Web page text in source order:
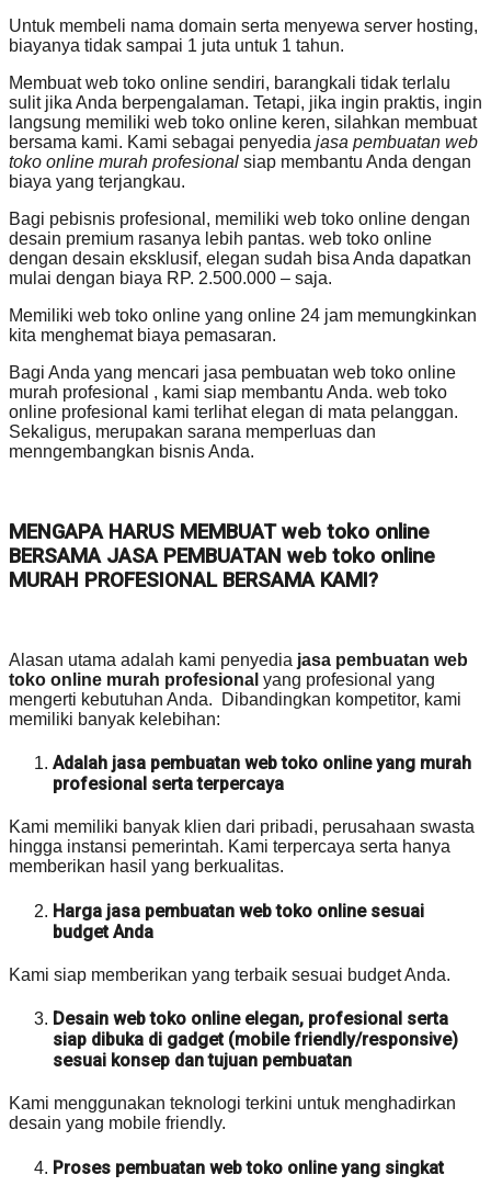
Untuk membeli nama domain serta menyewa server hosting,
biayanya tidak sampai 1 juta untuk 1 tahun.
Membuat web toko online sendiri, barangkali tidak terlalu
sulit jika Anda berpengalaman. Tetapi, jika ingin praktis, ingin
langsung memiliki web toko online keren, silahkan membuat
bersama kami. Kami sebagai penyedia jasa pembuatan web
toko online murah profesional siap membantu Anda dengan
biaya yang terjangkau.
Bagi pebisnis profesional, memiliki web toko online dengan
desain premium rasanya lebih pantas. web toko online
dengan desain eksklusif, elegan sudah bisa Anda dapatkan
mulai dengan biaya RP. 2.500.000 – saja.
Memiliki web toko online yang online 24 jam memungkinkan
kita menghemat biaya pemasaran.
Bagi Anda yang mencari jasa pembuatan web toko online
murah profesional , kami siap membantu Anda. web toko
online profesional kami terlihat elegan di mata pelanggan.
Sekaligus, merupakan sarana memperluas dan
menngembangkan bisnis Anda.
MENGAPA HARUS MEMBUAT web toko online
BERSAMA JASA PEMBUATAN web toko online
MURAH PROFESIONAL BERSAMA KAMI?
Alasan utama adalah kami penyedia jasa pembuatan web
toko online murah profesional yang profesional yang
mengerti kebutuhan Anda. Dibandingkan kompetitor, kami
memiliki banyak kelebihan:
Adalah jasa pembuatan web toko online yang murah
profesional serta terpercaya
Kami memiliki banyak klien dari pribadi, perusahaan swasta
hingga instansi pemerintah. Kami terpercaya serta hanya
memberikan hasil yang berkualitas.
Harga jasa pembuatan web toko online sesuai
budget Anda
Kami siap memberikan yang terbaik sesuai budget Anda.
Desain web toko online elegan, profesional serta
siap dibuka di gadget (mobile friendly/responsive)
sesuai konsep dan tujuan pembuatan
Kami menggunakan teknologi terkini untuk menghadirkan
desain yang mobile friendly.
Proses pembuatan web toko online yang singkat